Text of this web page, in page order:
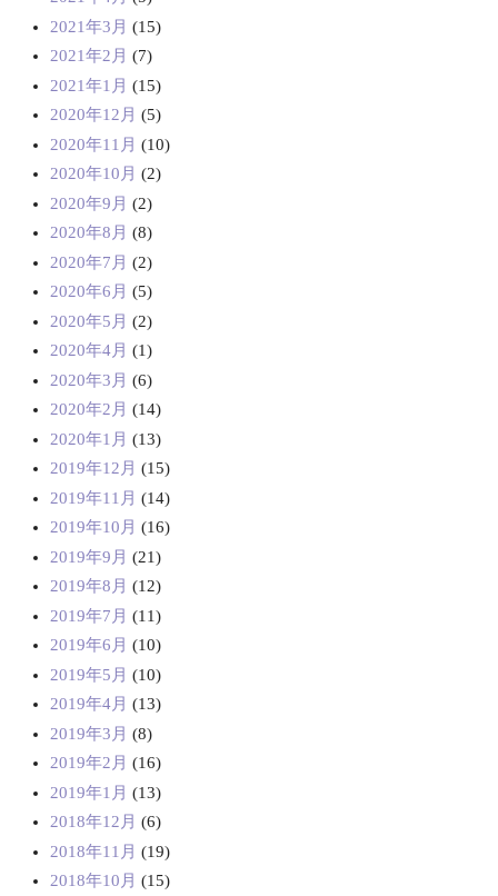
2021年3月 (15)
2021年2月 (7)
2021年1月 (15)
2020年12月 (5)
2020年11月 (10)
2020年10月 (2)
2020年9月 (2)
2020年8月 (8)
2020年7月 (2)
2020年6月 (5)
2020年5月 (2)
2020年4月 (1)
2020年3月 (6)
2020年2月 (14)
2020年1月 (13)
2019年12月 (15)
2019年11月 (14)
2019年10月 (16)
2019年9月 (21)
2019年8月 (12)
2019年7月 (11)
2019年6月 (10)
2019年5月 (10)
2019年4月 (13)
2019年3月 (8)
2019年2月 (16)
2019年1月 (13)
2018年12月 (6)
2018年11月 (19)
2018年10月 (15)